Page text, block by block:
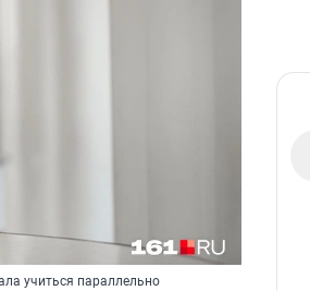
учиться параллельно